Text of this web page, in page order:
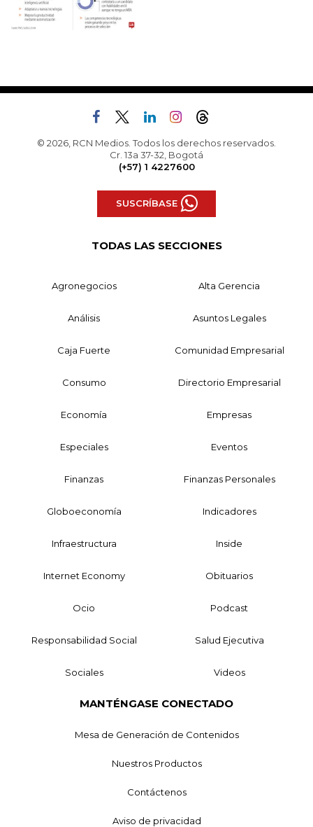
© 2026, RCN Medios. Todos los derechos reservados.
Cr. 13a 37-32, Bogotá
(+57) 1 4227600
SUSCRÍBASE
TODAS LAS SECCIONES
Agronegocios Alta Gerencia
Análisis Asuntos Legales
Caja Fuerte Comunidad Empresarial
Consumo Directorio Empresarial
Economía Empresas
Especiales Eventos
Finanzas Finanzas Personales
Globoeconomía Indicadores
Infraestructura Inside
Internet Economy Obituarios
Ocio Podcast
Responsabilidad Social Salud Ejecutiva
Sociales Videos
MANTÉNGASE CONECTADO
Mesa de Generación de Contenidos
Nuestros Productos
Contáctenos
Aviso de privacidad